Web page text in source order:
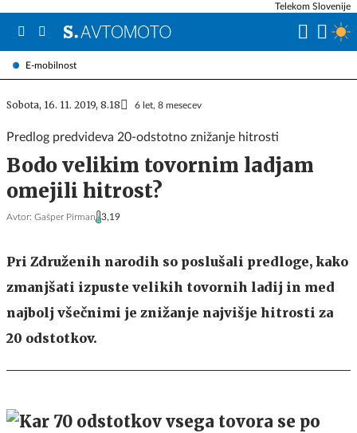
E-mobilnost
Telekom Slovenije
Sobota, 16. 11. 2019, 8.18 6 let, 8 mesecev
Predlog predvideva 20-odstotno znižanje hitrosti
Bodo velikim tovornim ladjam
omejili hitrost?
Avtor: Gašper Pirman 3,19
Pri Združenih narodih so poslušali predloge, kako
zmanjšati izpuste velikih tovornih ladij in med
najbolj všečnimi je znižanje najvišje hitrosti za
20 odstotkov.